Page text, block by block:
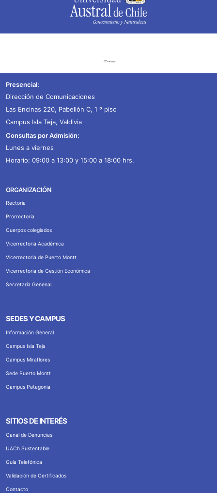
Presencial:
Dirección de Comunicaciones
Las Encinas 220, Pabellón C, 1 º piso
Campus Isla Teja, Valdivia
Consultas por Admisión:
Lunes a viernes
Horario: 09:00 a 13:00 y 15:00 a 18:00 hrs.
ORGANIZACIÓN
Rectoria
Prorrectoria
Cuerpos colegiados
Vicerrectoria Académica
Vicerrectoria de Puerto Montt
Vicerrectoria de Gestión Económica
Secretaría Genenal
SEDES Y CAMPUS
Información General
Campus Isla Teja
Campus Miraflores
Sede Puerto Montt
Campus Patagonia
SITIOS DE INTERÉS
Canal de Denuncias
UACh Sustentable
Guía Telefónica
Validación de Certificados
Contacto